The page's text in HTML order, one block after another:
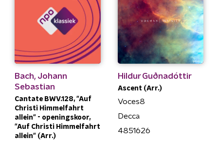
Bach, Johann
Sebastian
Cantate BWV.128, "Auf
Christi Himmelfahrt
allein" - openingskoor,
"Auf Christi Himmelfahrt
allein" (Arr.)
Hildur Guðnadóttir
Ascent (Arr.)
Voces8
Decca
4851626